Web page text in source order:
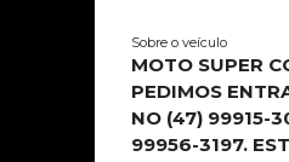
Sobre o veículo
MOTO SUPER
PEDIMOS
NO (47) 99915-
99956-3197.